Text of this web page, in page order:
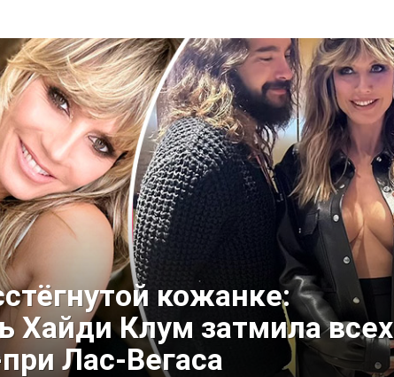
кожанке:
Хайди Клум затмила всех
Лас-Вегаса